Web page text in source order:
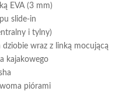
EVA (3 mm)
slide-in
i tylny)
wraz z linką mocującą
kajakowego
piórami